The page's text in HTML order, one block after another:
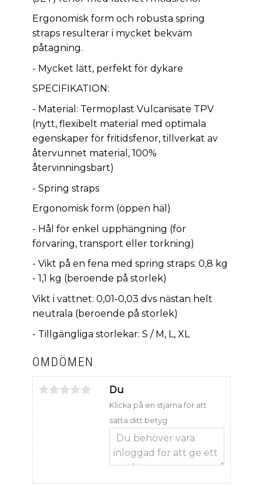
Ergonomisk form och robusta spring
straps resulterar i mycket bekväm
påtagning.
- Mycket lätt, perfekt för dykare
SPECIFIKATION:
- Material: Termoplast Vulcanisate TPV
(nytt, flexibelt material med optimala
egenskaper för fritidsfenor, tillverkat av
återvunnet material, 100%
återvinningsbart)
- Spring straps
Ergonomisk form (öppen häl)
- Hål för enkel upphängning (för
förvaring, transport eller torkning)
- Vikt på en fena med spring straps: 0,8 kg
- 1,1 kg (beroende på storlek)
Vikt i vattnet: 0,01-0,03 dvs nästan helt
neutrala (beroende på storlek)
- Tillgängliga storlekar: S / M, L, XL
OMDÖMEN
Du
Klicka på en stjärna för att
sätta ditt betyg